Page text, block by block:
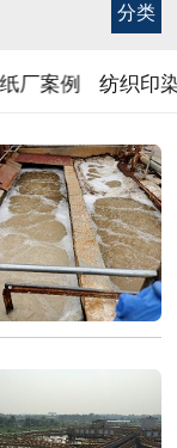
分类
厂案例 纺织印